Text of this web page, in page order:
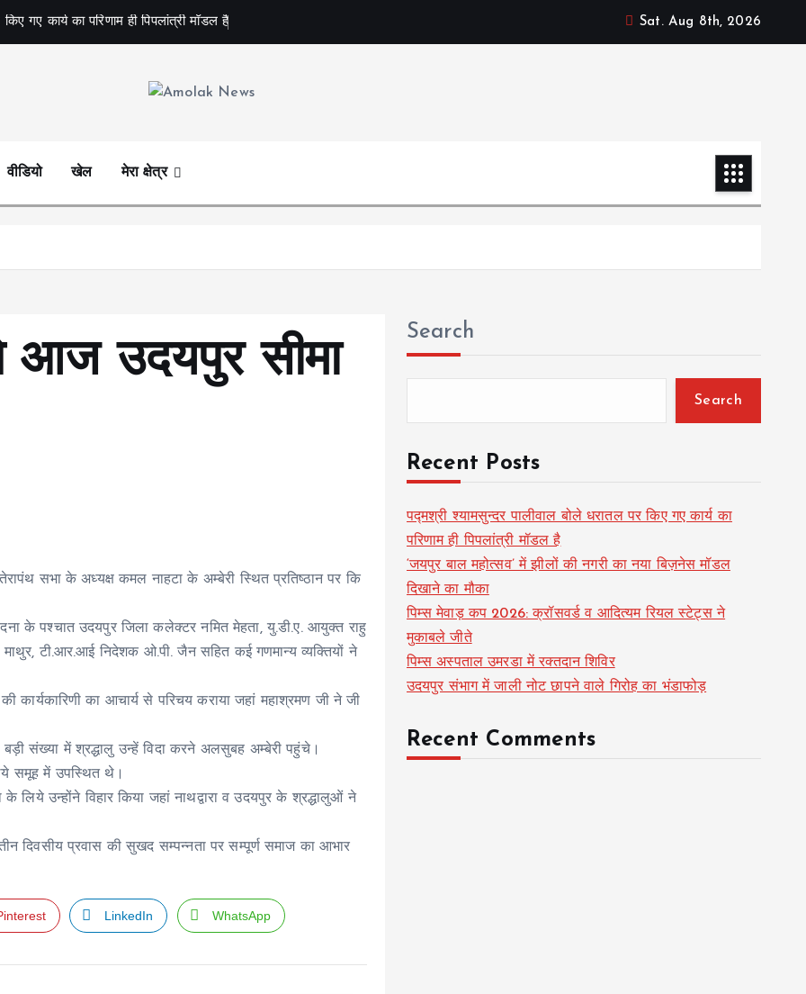
गए कार्य का परिणाम ही पिपलांत्री मॉडल है Sat. Aug 8th, 2026
वीडियो खेल मेरा क्षेत्र
आज उदयपुर सीमा
सभा के अध्यक्ष कमल नाहटा के अम्बेरी स्थित प्रतिष्ठान पर कि
के पश्चात उदयपुर जिला कलेक्टर नमित मेहता, यु.डी.ए. आयुक्त राहु
टी.आर.आई निदेशक ओ.पी. जैन सहित कई गणमान्य व्यक्तियों ने
का आचार्य से परिचय कराया जहां महाश्रमण जी ने जी
संख्या में श्रद्धालु उन्हें विदा करने अलसुबह अम्बेरी पहुंचे।
समूह में उपस्थित थे।
के लिये उन्होंने विहार किया जहां नाथद्वारा व उदयपुर के श्रद्धालुओं ने
दिवसीय प्रवास की सुखद सम्पन्नता पर सम्पूर्ण समाज का आभार
LinkedIn WhatsApp
Search
Search
Recent Posts
पद्मश्री श्यामसुन्दर पालीवाल बोले धरातल पर किए गए कार्य का
परिणाम ही पिपलांत्री मॉडल है
‘जयपुर बाल महोत्सव’ में झीलों की नगरी का नया बिज़नेस मॉडल
दिखाने का मौका
पिम्स मेवाड़ कप 2026: क्रॉसवर्ड व आदित्यम रियल स्टेट्स ने
मुकाबले जीते
पिम्स अस्पताल उमरडा में रक्तदान शिविर
उदयपुर संभाग में जाली नोट छापने वाले गिरोह का भंडाफोड़
Recent Comments